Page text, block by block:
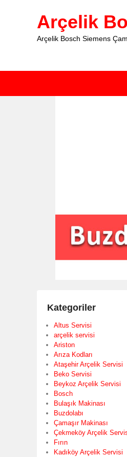
Arçelik
Arçelik Bosch Siemens
Kategoriler
Altus Servisi
arçelik servisi
Ariston
Arıza Kodları
Ataşehir Arçelik Servisi
Beko Servisi
Beykoz Arçelik Servisi
Bosch
Bulaşık Makinası
Buzdolabı
Çamaşır Makinası
Çekmeköy Arçelik
Fırın
Kadıköy Arçelik Servisi